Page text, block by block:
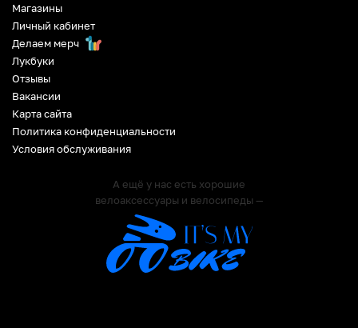
Магазины
Личный кабинет
Делаем мерч
Лукбуки
Отзывы
Вакансии
Карта сайта
Политика конфиденциальности
Условия обслуживания
А ещё у нас есть хорошие
велоаксессуары и велосипеды —